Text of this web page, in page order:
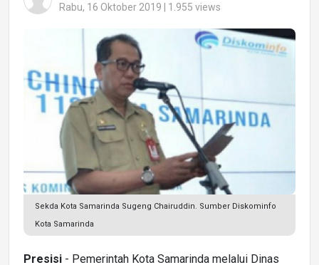
Rabu, 16 Oktober 2019 | 1.955 views
Sekda Kota Samarinda Sugeng Chairuddin. Sumber Diskominfo
Kota Samarinda
Presisi - Pemerintah Kota Samarinda melalui Dinas